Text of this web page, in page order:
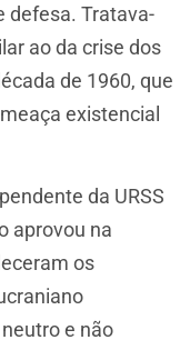
defesa. Tratava-
ao da crise dos
de 1960, que
existencial
da URSS
aprovou na
os
e não